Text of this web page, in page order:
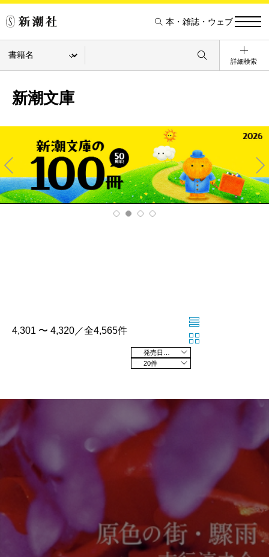
本・雑誌・ウェブ
詳細検索
新潮文庫
Pre
v
Ne
xt
4,301 〜 4,320／全4,565件
20件